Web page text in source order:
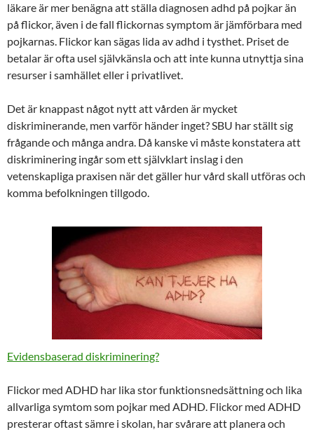
läkare är mer benägna att ställa diagnosen adhd på pojkar än
på flickor, även i de fall flickornas symptom är jämförbara med
pojkarnas. Flickor kan sägas lida av adhd i tysthet. Priset de
betalar är ofta usel självkänsla och att inte kunna utnyttja sina
resurser i samhället eller i privatlivet.
Det är knappast något nytt att vården är mycket
diskriminerande, men varför händer inget? SBU har ställt sig
frågande och många andra. Då kanske vi måste konstatera att
diskriminering ingår som ett självklart inslag i den
vetenskapliga praxisen när det gäller hur vård skall utföras och
komma befolkningen tillgodo.
Evidensbaserad diskriminering?
Flickor med ADHD har lika stor funktionsnedsättning och lika
allvarliga symtom som pojkar med ADHD. Flickor med ADHD
presterar oftast sämre i skolan, har svårare att planera och